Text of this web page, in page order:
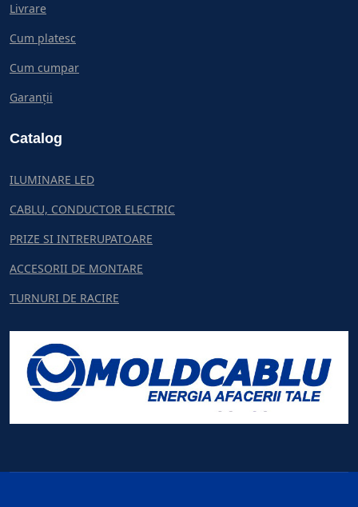
Livrare
Cum platesc
Cum cumpar
Garanții
Catalog
ILUMINARE LED
CABLU, CONDUCTOR ELECTRIC
PRIZE SI INTRERUPATOARE
ACCESORII DE MONTARE
TURNURI DE RACIRE